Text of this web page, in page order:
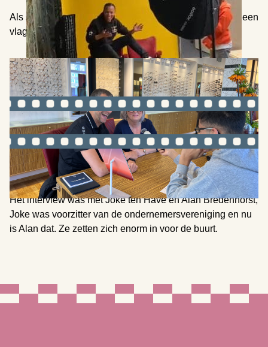
Als start van onze stage bij MDT Mediahuis gingen we een
vlag hijsen op het Hoofddorpplein.
750 jaar Amsterdam
Twee bijzondere mensen
Het interview was met Joke ten Have en Alan Bredenhorst,
Joke was voorzitter van de ondernemersvereniging en nu
is Alan dat. Ze zetten zich enorm in voor de buurt.